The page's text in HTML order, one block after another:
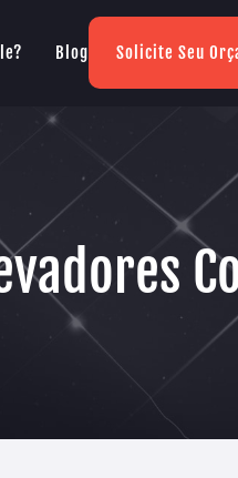
Blog Solicite Seu